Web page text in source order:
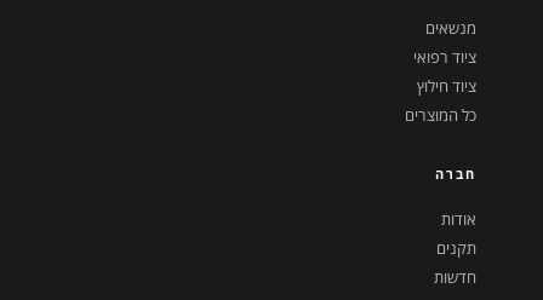
מנשאים
ציוד רפואי
ציוד חילוץ
כל המוצרים
חברה
אודות
תקנים
חדשות